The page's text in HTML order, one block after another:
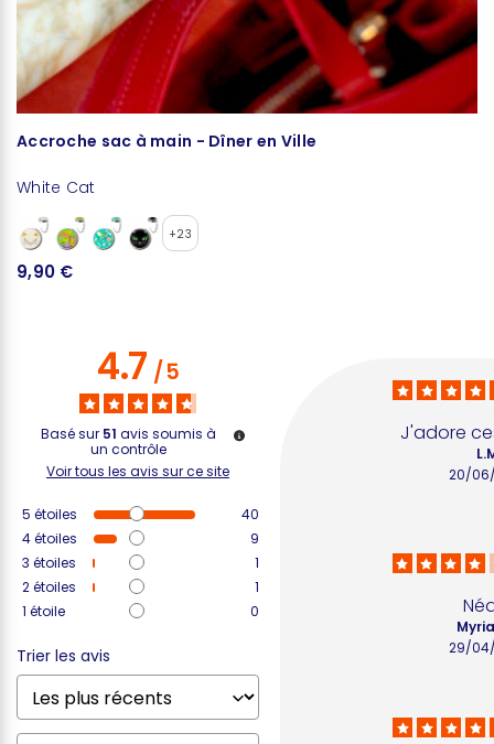
Accroche sac à main - Dîner en Ville
White Cat
+23
9,90 €
4.7/5
Basé sur 51 avis soumis à
un contrôle
Voir tous les avis sur ce site
5 étoiles
40
4étoiles
9
3 étoiles
1
2étoiles
1
1 étoile 0
Trier les avis
J'adore
20/
29/